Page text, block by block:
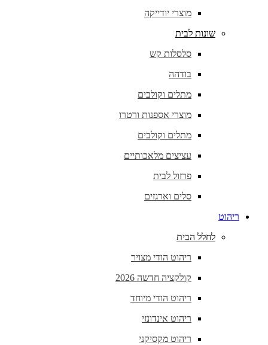
מוצרי יודייקה
שונות לבית
סלסלות קש
בודהה
מתלים וקולבים
מוצרי אספנות ורטרו
מתלים וקולבים
עציצים מלאכותיים
פרזול לבית
סלים וארגזים
ריהוט
לחלל הבית
ריהוט הודי מצויר
קולקציה חדשה 2026
ריהוט הודי מיוחד
ריהוט אינדונזי
ריהוט מקסיקני